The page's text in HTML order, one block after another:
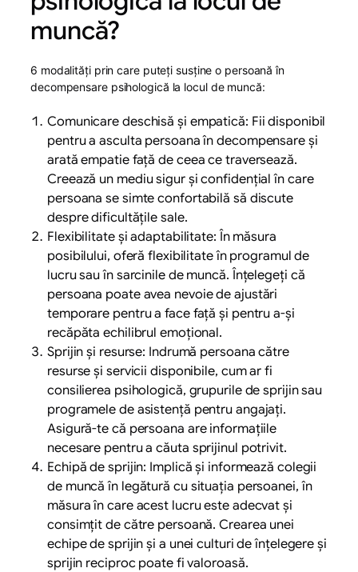
muncă?
6 modalități prin care puteți susține o persoană în
decompensare psihologică la locul de muncă:
Comunicare deschisă și empatică: Fii disponibil
pentru a asculta persoana în decompensare și
arată empatie față de ceea ce traversează.
Creează un mediu sigur și confidențial în care
persoana se simte confortabilă să discute
despre dificultățile sale.
Flexibilitate și adaptabilitate: În măsura
posibilului, oferă flexibilitate în programul de
lucru sau în sarcinile de muncă. Înțelegeți că
persoana poate avea nevoie de ajustări
temporare pentru a face față și pentru a-și
recăpăta echilibrul emoțional.
Sprijin și resurse: Indrumă persoana către
resurse și servicii disponibile, cum ar fi
consilierea psihologică, grupurile de sprijin sau
programele de asistență pentru angajați.
Asigură-te că persoana are informațiile
necesare pentru a căuta sprijinul potrivit.
Echipă de sprijin: Implică și informează colegii
de muncă în legătură cu situația persoanei, în
măsura în care acest lucru este adecvat și
consimțit de către persoană. Crearea unei
echipe de sprijin și a unei culturi de înțelegere și
sprijin reciproc poate fi valoroasă.